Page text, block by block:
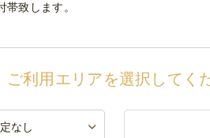
致します。
ご利用エリアを選択してく